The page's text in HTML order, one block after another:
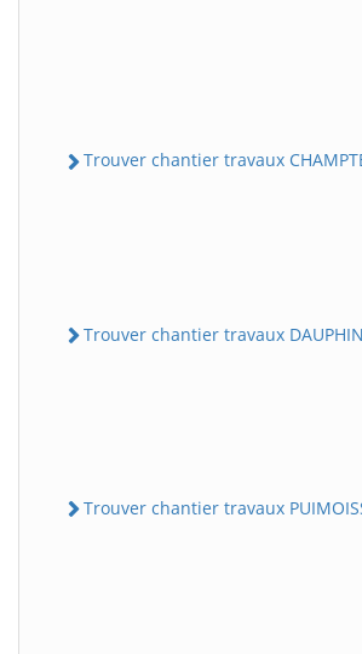
Trouver chantier travaux
Trouver chantier travaux DAUPHIN
Trouver chantier travaux